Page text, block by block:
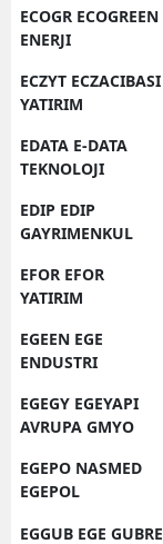
ECOGR ECOGREEN
ENERJI
ECZYT ECZACIBASI
YATIRIM
EDATA E-DATA
TEKNOLOJI
EDIP EDIP
GAYRIMENKUL
EFOR EFOR
YATIRIM
EGEEN EGE
ENDUSTRI
EGEGY EGEYAPI
AVRUPA GMYO
EGEPO NASMED
EGEPOL
EGGUB EGE GUBRE